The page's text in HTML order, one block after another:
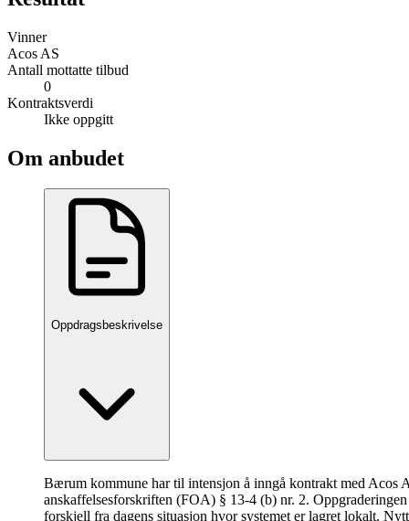
Vinner
Acos AS
Antall mottatte tilbud
0
Kontraktsverdi
Ikke oppgitt
Om anbudet
Oppdragsbeskrivelse
Bærum kommune har til intensjon å inngå kontrakt med Acos
anskaffelsesforskriften (FOA) § 13-4 (b) nr. 2.
forskjell fra dagens situasjon hvor systemet er lagret lokalt.